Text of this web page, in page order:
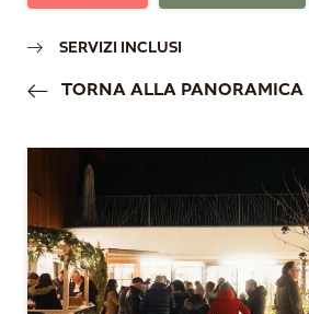
SERVIZI INCLUSI
TORNA ALLA PANORAMICA